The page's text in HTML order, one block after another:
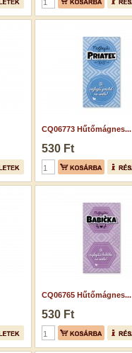
CQ06773 Hűtőmágnes...
530 Ft
CQ06765 Hűtőmágnes...
530 Ft